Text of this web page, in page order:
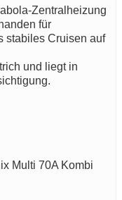
Zentralheizung
für
stabiles Cruisen auf
und liegt in
Multi 70A Kombi